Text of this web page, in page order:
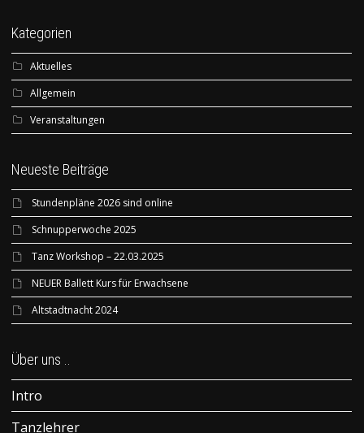
Kategorien
Aktuelles
Allgemein
Veranstaltungen
Neueste Beiträge
Stundenpläne 2026 sind online
Schnupperwoche 2025
Tanz Workshop – 22.03.2025
NEUER Ballett Kurs für Erwachsene
Altstadtnacht 2024
Über uns ..
Intro
Tanzlehrer